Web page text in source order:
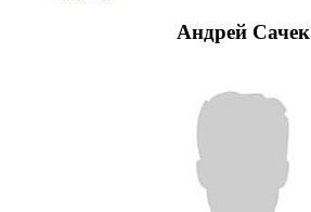
Андрей Сачек